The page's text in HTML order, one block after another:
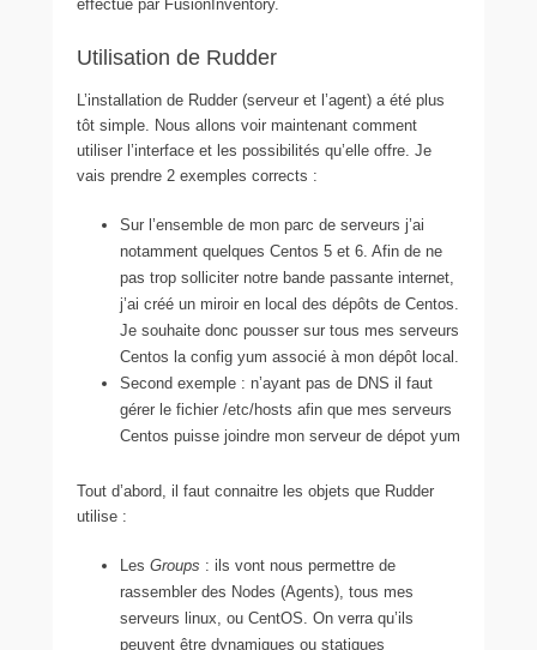
effectué par FusionInventory.
Utilisation de Rudder
L’installation de Rudder (serveur et l’agent) a été plus
tôt simple. Nous allons voir maintenant comment
utiliser l’interface et les possibilités qu’elle offre. Je
vais prendre 2 exemples corrects :
Sur l’ensemble de mon parc de serveurs j’ai
notamment quelques Centos 5 et 6. Afin de ne
pas trop solliciter notre bande passante internet,
j’ai créé un miroir en local des dépôts de Centos.
Je souhaite donc pousser sur tous mes serveurs
Centos la config yum associé à mon dépôt local.
Second exemple : n’ayant pas de DNS il faut
gérer le fichier /etc/hosts afin que mes serveurs
Centos puisse joindre mon serveur de dépot yum
Tout d’abord, il faut connaitre les objets que Rudder
utilise :
Les Groups : ils vont nous permettre de
rassembler des Nodes (Agents), tous mes
serveurs linux, ou CentOS. On verra qu’ils
peuvent être dynamiques ou statiques